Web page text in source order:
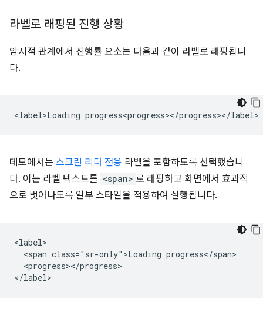
라벨로 래핑된 진행 상황
암시적 관계에서 진행률 요소는 다음과 같이 라벨로 래핑됩니
다.
데모에서는 스크린 리더 전용 라벨을 포함하도록 선택했습니
다. 이는 라벨 텍스트를 <span> 로 래핑하고 화면에서 효과적
으로 벗어나도록 일부 스타일을 적용하여 실행됩니다.
<label>
  <span class="sr-only">Loading progress</span>
  <progress></progress>